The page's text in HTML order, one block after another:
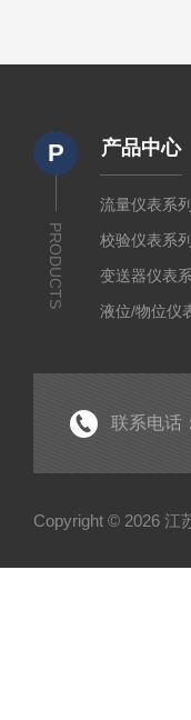
P
PRODUCTS
产品中心
流量仪表系列
校验仪表系列
变送器仪表
液位/物位仪
显示仪表系列
联系电话
Copyright © 2026 江